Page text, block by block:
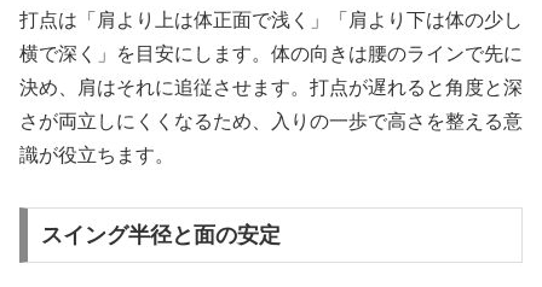
打点は「肩より上は体正面で浅く」「肩より下は体の少し
横で深く」を目安にします。体の向きは腰のラインで先に
決め、肩はそれに追従させます。打点が遅れると角度と深
さが両立しにくくなるため、入りの一歩で高さを整える意
識が役立ちます。
スイング半径と面の安定